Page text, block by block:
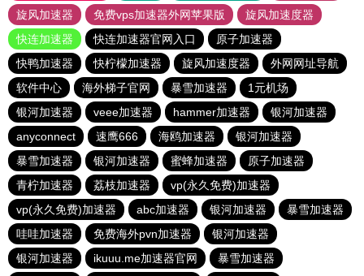
旋风加速器
免费vps加速器外网苹果版
旋风加速度器
快连加速器
快连加速器官网入口
原子加速器
快鸭加速器
快柠檬加速器 旋风加速度器
外网网址导航
软件中心
海外梯子官网 暴雪加速器
1元机场
银河加速器
veee加速器 hammer加速器
银河加速器
anyconnect
速鹰666 海鸥加速器
银河加速器
暴雪加速器
银河加速器 蜜蜂加速器
原子加速器
青柠加速器
荔枝加速器
vp(永久免费)加速器
vp(永久免费)加速器
abc加速器 银河加速器
暴雪加速器
哇哇加速器
免费海外pvn加速器
银河加速器
银河加速器
ikuuu.me加速器官网 暴雪加速器